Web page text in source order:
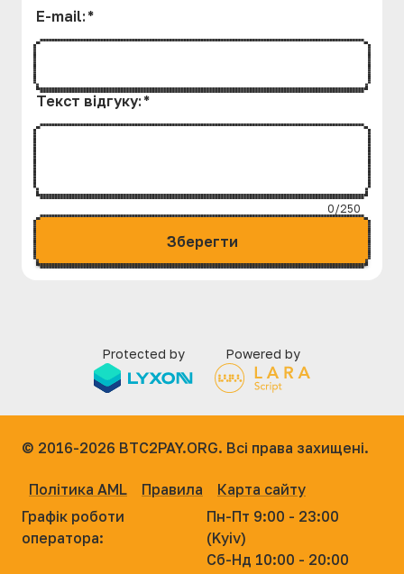
E-mail: *
Текст вiдгуку: *
0/250
Зберегти
Protected by Powered by
© 2016-2026 BTC2PAY.ORG. Всі права захищені.
Політика AML Правила
Карта сайту
Графік роботи
оператора:
Пн-Пт 9:00 - 23:00
(Kyiv)
Сб-Нд 10:00 - 20:00